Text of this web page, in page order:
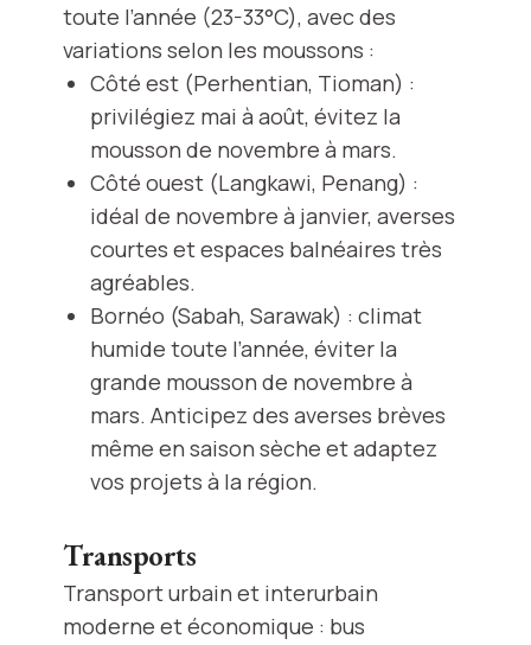
toute l’année (23-33°C), avec des
variations selon les moussons :
Côté est (Perhentian, Tioman) :
privilégiez mai à août, évitez la
mousson de novembre à mars.
Côté ouest (Langkawi, Penang) :
idéal de novembre à janvier, averses
courtes et espaces balnéaires très
agréables.
Bornéo (Sabah, Sarawak) : climat
humide toute l’année, éviter la
grande mousson de novembre à
mars. Anticipez des averses brèves
même en saison sèche et adaptez
vos projets à la région.
Transports
Transport urbain et interurbain
moderne et économique : bus